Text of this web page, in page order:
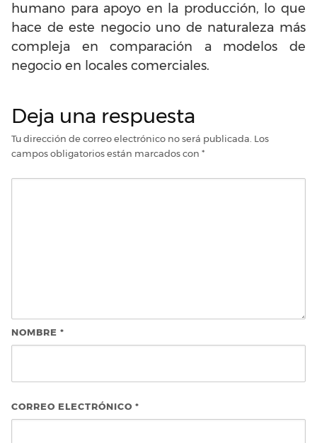
humano para apoyo en la producción, lo que
hace de este negocio uno de naturaleza más
compleja en comparación a modelos de
negocio en locales comerciales.
Deja una respuesta
Tu dirección de correo electrónico no será publicada. Los
campos obligatorios están marcados con *
NOMBRE *
CORREO ELECTRÓNICO *